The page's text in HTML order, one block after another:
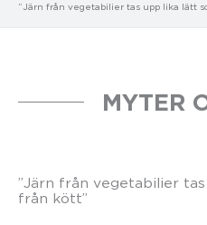
”Järn från vegetabilier tas upp lika lätt
MYTER
”Järn från vegetabilier
från kött”